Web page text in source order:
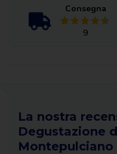
Consegna
9
La nostra
Degustazione
Montepulciano